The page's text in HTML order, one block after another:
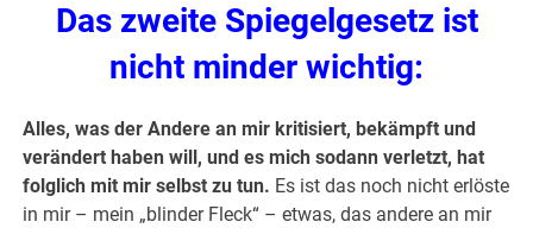
Das zweite Spiegelgesetz ist
nicht minder wichtig:
Alles, was der Andere an mir kritisiert, bekämpft und
verändert haben will, und es mich sodann verletzt, hat
folglich mit mir selbst zu tun. Es ist das noch nicht erlöste
in mir – mein „blinder Fleck“ – etwas, das andere an mir